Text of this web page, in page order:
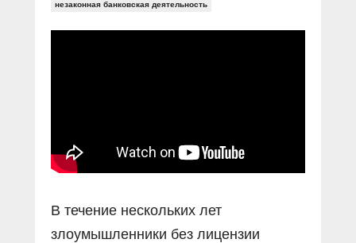
Социальные ролики
Документальные фильмы
Прямой разговор
В знании сила
О ПОРТАЛЕ
незаконная банковская деятельность
В течение нескольких лет
злоумышленники без лицензии